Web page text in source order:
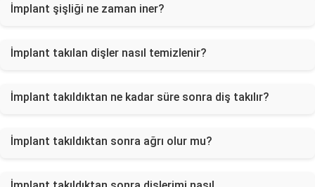
İmplant şişliği ne zaman iner?
İmplant takılan dişler nasıl temizlenir?
İmplant takıldıktan ne kadar süre sonra diş takılır?
İmplant takıldıktan sonra ağrı olur mu?